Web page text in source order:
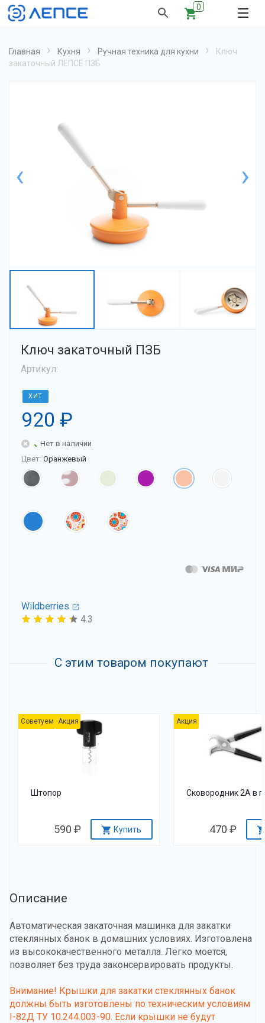
0
Главная › Кухня › Ручная техника для кухни ›
Ключ
закаточный ЛЕПСЕ ПЗБ
‹ ›
Ключ закаточный ПЗБ
Артикул:
ХИТ
920 ₽
Нет в наличии
Цвет: Оранжевый
Wildberries
4.3
С этим товаром покупают
Советуем Акция
Штопор
590 ₽ Купить
Акция
Сковородник 2А в
470 ₽
Описание
Автоматическая закаточная машинка для закатки
стеклянных банок в домашних условиях. Изготовлена
из высококачественного металла. Легко моется,
позволяет без труда законсервировать продукты.
Внимание! Крышки для закатки стеклянных банок
должны быть изготовлены по техническим условиям
I-82Д ТУ 10.244.003-90. Если крышки не будут